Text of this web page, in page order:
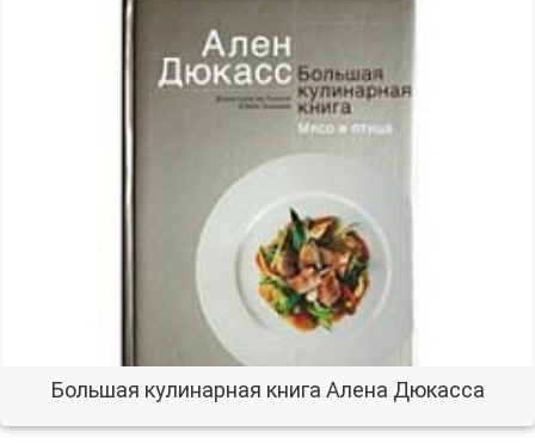
Большая кулинарная книга Алена Дюкасса